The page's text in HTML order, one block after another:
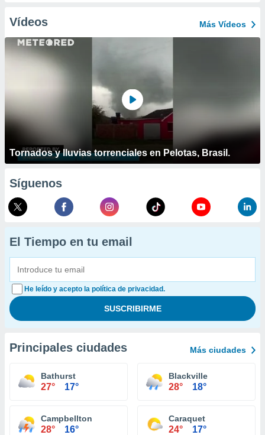
Vídeos Más Vídeos
Tornados y lluvias torrenciales en Pelotas, Brasil.
Síguenos
El Tiempo en tu email
He leído y acepto la política de privacidad.
Principales ciudades Más ciudades
Bathurst
27° 17°
Blackville
28° 18°
Campbellton
28° 16°
Caraquet
24° 17°